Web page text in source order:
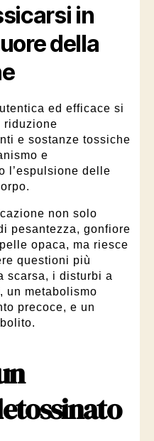
in
della
ed efficace si
riduzione
e sostanze tossiche
e
l’espulsione delle
non solo
pesantezza, gonfiore
opaca, ma riesce
questioni più
scarsa, i disturbi a
un metabolismo
precoce, e un